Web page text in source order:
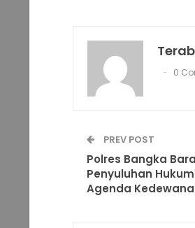
0
PREV POST
Polres Bangka
Penyuluhan
Agenda